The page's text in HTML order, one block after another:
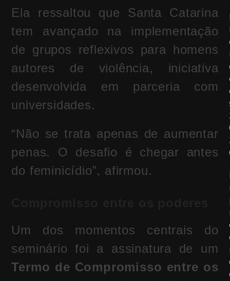
Ela ressaltou que Santa Catarina
tem avançado na implementação
de grupos reflexivos para homens
autores de violência, iniciativa
desenvolvida em parceria com
universidades.
“Não se trata apenas de aumentar
penas. O desafio é chegar antes
do feminicídio”, afirmou.
Um dos momentos centrais do
seminário foi a assinatura de um
Termo de Compromisso entre os